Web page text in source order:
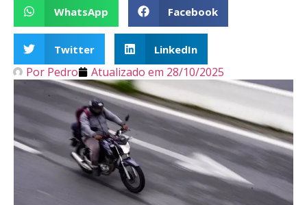
WhatsApp Facebook
Twitter LinkedIn
Por Pedro Atualizado em 28/10/2025